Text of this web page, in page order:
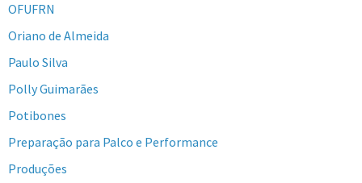
OFUFRN
Oriano de Almeida
Paulo Silva
Polly Guimarães
Potibones
Preparação para Palco e Performance
Produções